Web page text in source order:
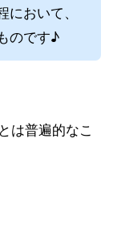
おいて、
のです♪
は普遍的なこ